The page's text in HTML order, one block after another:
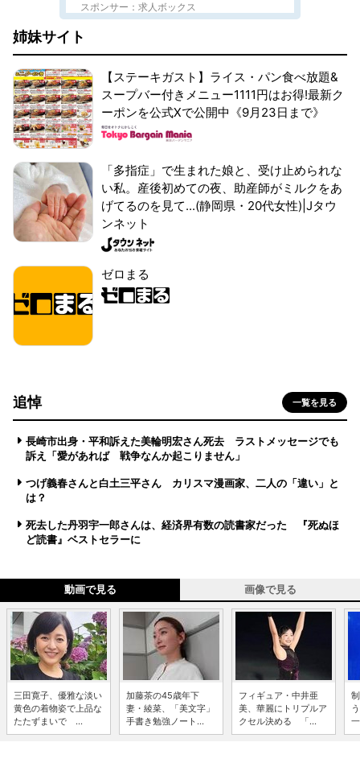
スポンサー：求人ボックス
姉妹サイト
【ステーキガスト】ライス・パン食べ放題&
スープバー付きメニュー1111円はお得!最新ク
ーポンを公式Xで公開中《9月23日まで》
「多指症」で生まれた娘と、受け止められな
い私。産後初めての夜、助産師がミルクをあ
げてるのを見て...(静岡県・20代女性)|Jタウ
ンネット
ゼロまる
追悼 一覧を見る
長崎市出身・平和訴えた美輪明宏さん死去 ラストメッセージでも
訴え「愛があれば 戦争なんか起こりません」
つげ義春さんと白土三平さん カリスマ漫画家、二人の「違い」と
は？
死去した丹羽宇一郎さんは、経済界有数の読書家だった 『死ぬほ
ど読書』ベストセラーに
動画で見る 画像で見る
三田寛子、優雅な淡い
黄色の着物姿で上品な
たたずまいで ...
加藤茶の45歳年下
妻・綾菜、「美文字」
手書き勉強ノート...
フィギュア・中井亜
美、華麗にトリプルア
クセル決める 「...